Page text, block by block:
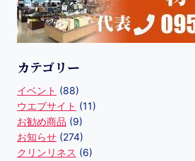
カテゴリー
イベント (88)
ウエブサイト (11)
お勧め商品 (9)
お知らせ (274)
クリンリネス (6)